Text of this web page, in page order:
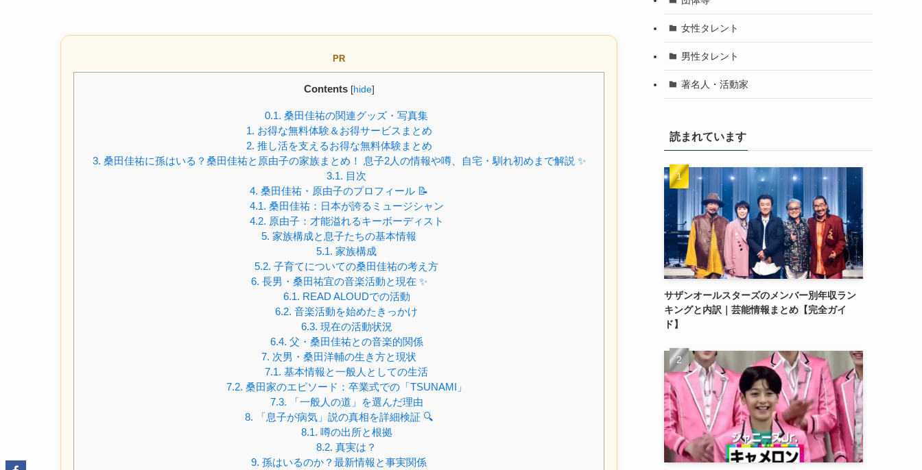
PR
Contents [hide]
0.1. 桑田佳祐の関連グッズ・写真集
1. お得な無料体験＆お得サービスまとめ
2. 推し活を支えるお得な無料体験まとめ
3. 桑田佳祐に孫はいる？桑田佳祐と原由子の家族まとめ！ 息子2人の情報や噂、自宅・馴れ初めまで解説 ✨
3.1. 目次
4. 桑田佳祐・原由子のプロフィール 📝
4.1. 桑田佳祐：日本が誇るミュージシャン
4.2. 原由子：才能溢れるキーボーディスト
5. 家族構成と息子たちの基本情報
5.1. 家族構成
5.2. 子育てについての桑田佳祐の考え方
6. 長男・桑田祐宜の音楽活動と現在 ✨
6.1. READ ALOUDでの活動
6.2. 音楽活動を始めたきっかけ
6.3. 現在の活動状況
6.4. 父・桑田佳祐との音楽的関係
7. 次男・桑田洋輔の生き方と現状
7.1. 基本情報と一般人としての生活
7.2. 桑田家のエピソード：卒業式での「TSUNAMI」
7.3. 「一般人の道」を選んだ理由
8. 「息子が病気」説の真相を詳細検証 🔍
8.1. 噂の出所と根拠
8.2. 真実は？
9. 孫はいるのか？最新情報と事実関係
女性タレント
男性タレント
著名人・活動家
読まれています
サザンオールスターズのメンバー別年収ラン
キングと内訳｜芸能情報まとめ【完全ガイ
ド】